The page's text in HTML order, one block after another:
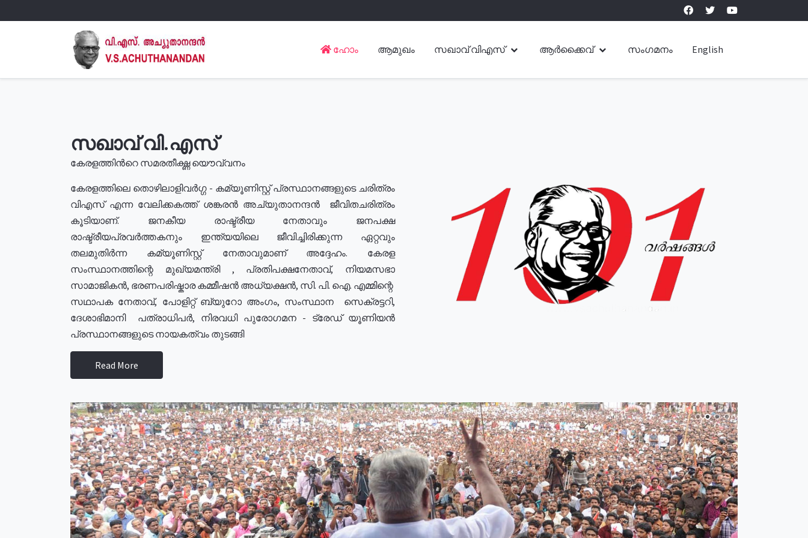
ഹോം ആമുഖം സഖാവ് വിഎസ് ആർക്കൈവ് സംഗമനം English
സഖാവ് വി.എസ്
കേരളത്തിൻറെ സമരതീക്ഷ്ണ യൌവ്വനം
കേരളത്തിലെ തൊഴിലാളിവർഗ്ഗ - കമ്യൂണിസ്റ്റ് പ്രസ്ഥാനങ്ങളുടെ ചരിത്രം
വിഎസ് എന്ന വേലിക്കകത്ത് ശങ്കരൻ അച്യുതാനന്ദൻ ജീവിതചരിത്രം
കൂടിയാണ്. ജനകീയ രാഷ്ട്രീയ നേതാവും ജനപക്ഷ
രാഷ്ട്രീയപ്രവർത്തകനും ഇന്ത്യയിലെ ജീവിച്ചിരിക്കുന്ന ഏറ്റവും
തലമുതിർന്ന കമ്യൂണിസ്റ്റ് നേതാവുമാണ് അദ്ദേഹം. കേരള
സംസ്ഥാനത്തിന്റെ മുഖ്യമന്ത്രി , പ്രതിപക്ഷനേതാവ്, നിയമസഭാ
സാമാജികൻ, ഭരണപരിഷ്കാര കമ്മീഷൻ അധ്യക്ഷൻ, സി. പി. ഐ. എമ്മിന്റെ
സഥാപക നേതാവ്, പോളിറ്റ് ബ്യുറോ അംഗം, സംസ്ഥാന സെക്രട്ടറി,
ദേശാഭിമാനി പത്രാധിപർ, നിരവധി പുരോഗമന - ട്രേഡ് യൂണിയൻ
പ്രസ്ഥാനങ്ങളുടെ നായകത്വം തുടങ്ങി
Read More